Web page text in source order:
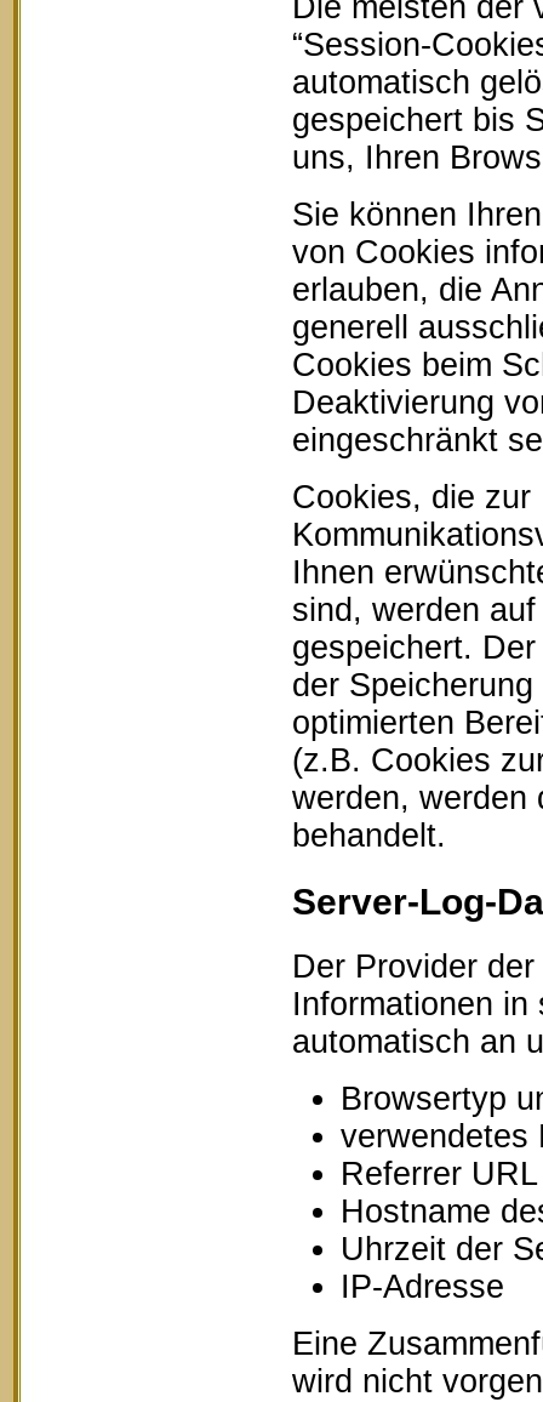
Die meisten der
“Session-
automatisch
gespeichert bis
uns, Ihren
Sie können
von Cookies
erlauben, die
generell
Cookies beim
Deaktivierung
eingeschränkt
Cookies, die zur
Ihnen
sind, werden
gespeichert.
der
optimierten
(z.B. Cookies
werden, werden
behandelt.
Server-Log-
Der Provider
Informationen
automatisch an
Browsertyp
verwendetes
Referrer URL
Hostname
Uhrzeit der
IP-Adresse
Eine
wird nicht